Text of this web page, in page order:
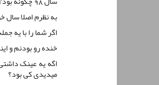
به نظرم اصلا سال
اگر شما را با یه
خنده رو بودنم و
اگه یه عینک
میدیدی کی بود؟